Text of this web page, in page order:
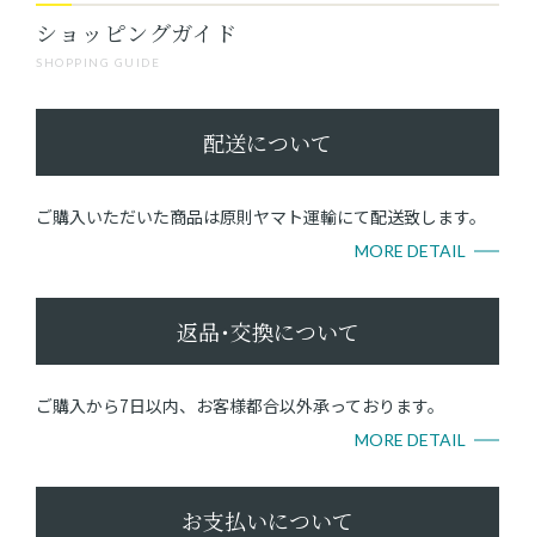
SHOPPING GUIDE
ショッピングガイド
配送について
ご購入いただいた商品は原則ヤマト運輸にて配送致します。
MORE DETAIL
返品･交換について
ご購入から7日以内、お客様都合以外承っております。
MORE DETAIL
お支払いについて